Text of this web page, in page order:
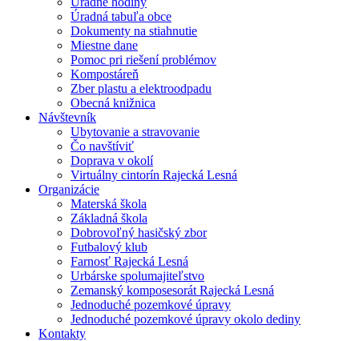
Úradná tabuľa obce
Dokumenty na stiahnutie
Miestne dane
Pomoc pri riešení problémov
Kompostáreň
Zber plastu a elektroodpadu
Obecná knižnica
Návštevník
Ubytovanie a stravovanie
Čo navštíviť
Doprava v okolí
Virtuálny cintorín Rajecká Lesná
Organizácie
Materská škola
Základná škola
Dobrovoľný hasičský zbor
Futbalový klub
Farnosť Rajecká Lesná
Urbárske spolumajiteľstvo
Zemanský komposesorát Rajecká Lesná
Jednoduché pozemkové úpravy
Jednoduché pozemkové úpravy okolo dediny
Kontakty